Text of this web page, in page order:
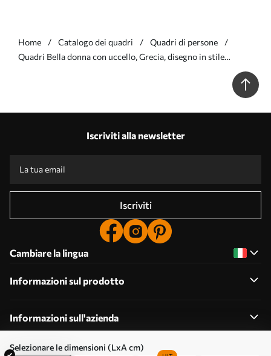
Selezionare le dimensioni (LxA cm)
Home Catalogo dei quadri
Quadri di persone
Quadri Bella donna con uccello, Grecia, disegno in stile
Iscriviti alla newsletter
Iscriviti
Cambiare la lingua
Informazioni sul prodotto
Informazioni sull'azienda